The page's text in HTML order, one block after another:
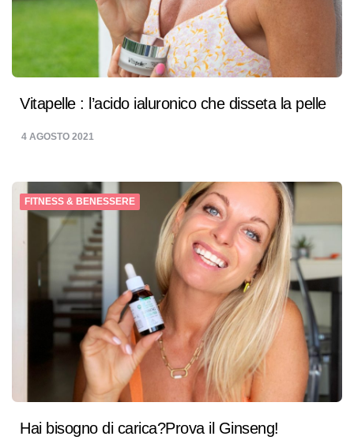
Vitapelle : l’acido ialuronico che disseta la pelle
4 AGOSTO 2021
FITNESS & BENESSERE
Hai bisogno di carica?Prova il Ginseng!